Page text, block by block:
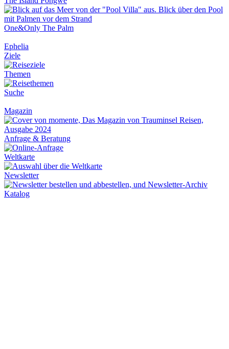
One&Only The Palm
Ephelia
Ziele
Themen
Suche
Magazin
Anfrage & Beratung
Weltkarte
Newsletter
Katalog